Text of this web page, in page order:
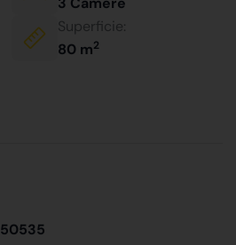
Superficie:
80 m2
50535